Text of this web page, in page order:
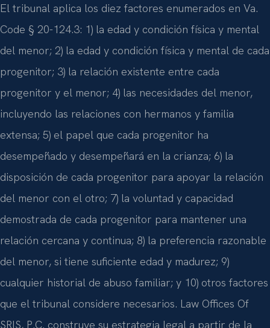
El tribunal aplica los diez factores enumerados en Va.
Code § 20-124.3: 1) la edad y condición física y mental
del menor; 2) la edad y condición física y mental de cada
progenitor; 3) la relación existente entre cada
progenitor y el menor; 4) las necesidades del menor,
incluyendo las relaciones con hermanos y familia
extensa; 5) el papel que cada progenitor ha
desempeñado y desempeñará en la crianza; 6) la
disposición de cada progenitor para apoyar la relación
del menor con el otro; 7) la voluntad y capacidad
demostrada de cada progenitor para mantener una
relación cercana y continua; 8) la preferencia razonable
del menor, si tiene suficiente edad y madurez; 9)
cualquier historial de abuso familiar; y 10) otros factores
que el tribunal considere necesarios. Law Offices Of
SRIS, P.C. construye su estrategia legal a partir de la